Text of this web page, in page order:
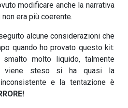
modificare anche la narrativa
era più coerente.
alcune considerazioni che
quando ho provato questo kit:
molto liquido, talmente
viene steso si ha quasi la
e la tentazione è